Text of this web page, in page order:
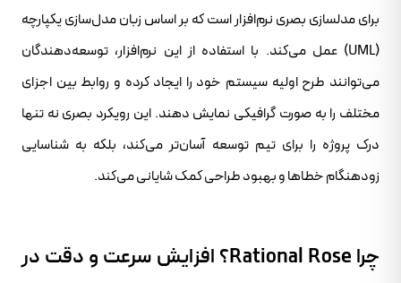
برای مدلسازی بصری نرم‌افزار است که بر اساس زبان مدل‌سازی یکپارچه
(UML) عمل می‌کند. با استفاده از این نرم‌افزار، توسعه‌دهندگان
می‌توانند طرح اولیه سیستم خود را ایجاد کرده و روابط بین اجزای
مختلف را به صورت گرافیکی نمایش دهند. این رویکرد بصری نه تنها
درک پروژه را برای تیم توسعه آسان‌تر می‌کند، بلکه به شناسایی
زودهنگام خطاها و بهبود طراحی کمک شایانی می‌کند.
چرا Rational Rose؟ افزایش سرعت و دقت در